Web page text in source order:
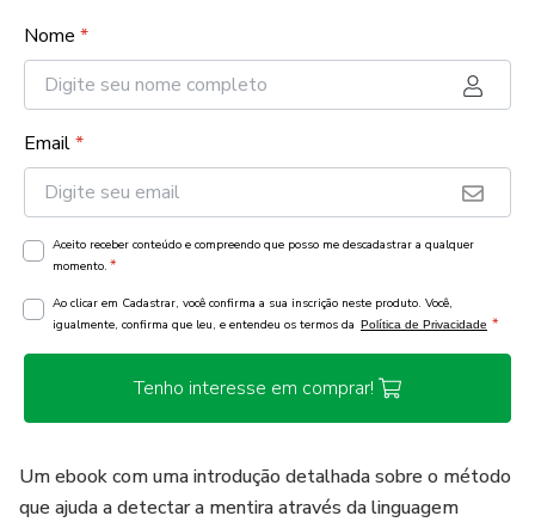
Nome *
Email*
Aceito receber conteúdo e compreendo que posso me descadastrar a qualquer
momento. *
Ao clicar em Cadastrar, você confirma a sua inscrição neste produto. Você,
igualmente, confirma que leu, e entendeu os termos da Política de Privacidade *
Tenho interesse em comprar!
Um ebook com uma introdução detalhada sobre o método
que ajuda a detectar a mentira através da linguagem